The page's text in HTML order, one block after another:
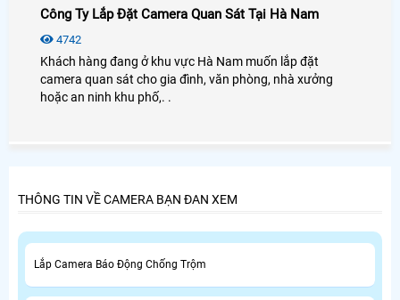
Công Ty Lắp Đặt Camera Quan Sát Tại Hà Nam
4742
Khách hàng đang ở khu vực Hà Nam muốn lắp đặt
camera quan sát cho gia đình, văn phòng, nhà xưởng
hoặc an ninh khu phố,. .
THÔNG TIN VỀ CAMERA BẠN ĐAN XEM
Lắp Camera Báo Động Chống Trộm